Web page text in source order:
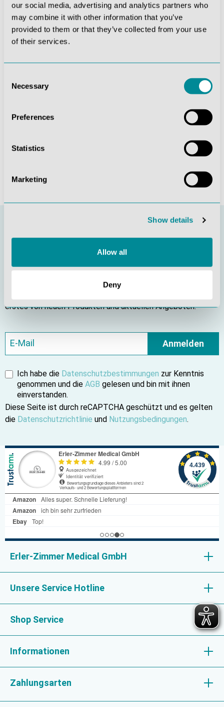
our social media, advertising and analytics partners who
may combine it with other information that you’ve
provided to them or that they’ve collected from your use
of their services.
Selection
Necessary
Preferences
Statistics
Marketing
Show details
Allow all
Deny
Die mit einem Stern (*) markierten Felder sind
Nutzungsbedingungen
Ich habe die
gelesen und bin mit
Absenden
Bleiben Sie informiert
erstes von neuen Produkten und aktuellen Angeboten.
Anmelden
Ich habe die Datenschutzbestimmungen zur Kenntnis
genommen und die AGB gelesen und bin mit ihnen
einverstanden.
Diese Seite ist durch reCAPTCHA geschützt und es gelten
die Datenschutzrichtlinie und Nutzungsbedingungen.
Erler-Zimmer Medical GmbH
Unsere Service Hotline
Shop Service
Informationen
Zahlungsarten